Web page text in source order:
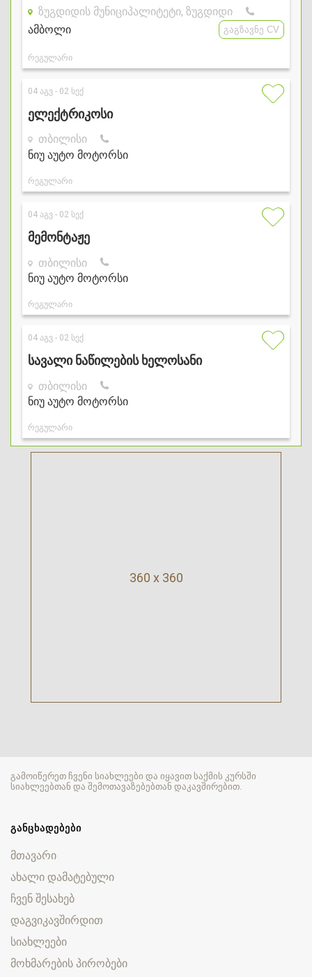
360 x 360
გამოიწერეთ ჩვენი სიახლეები და იყავით საქმის კურსში
სიახლეებთან და შემოთავაზებებთან დაკავშირებით.
ᲒᲐᲜᲪᲮᲐᲓᲔᲑᲔᲑᲘ
მთავარი
ახალი დამატებული
ჩვენ შესახებ
დაგვიკავშირდით
სიახლეები
მოხმარების პირობები